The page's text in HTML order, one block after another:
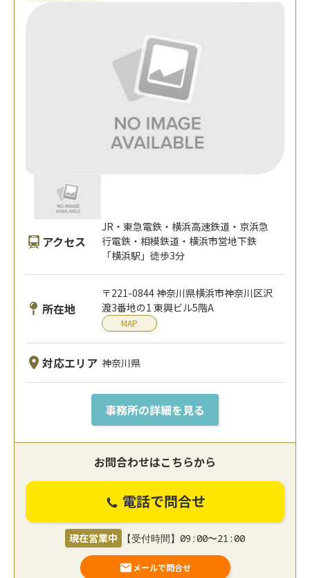
アクセス
JR・東急電鉄・横浜高速鉄道・京浜急
行電鉄・相模鉄道・横浜市営地下鉄
「横浜駅」徒歩3分
所在地
〒221-0844 神奈川県横浜市神奈川区沢
渡3番地の1 東興ビル5階A
MAP
対応エリア 神奈川県
事務所の詳細を見る
お問合わせはこちらから
電話で問合せ
現在営業中 【受付時間】09:00〜21:00
メールで問合せ